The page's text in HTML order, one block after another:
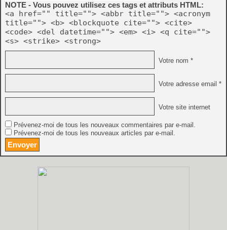
NOTE - Vous pouvez utilisez ces tags et attributs HTML:
<a href="" title=""> <abbr title=""> <acronym
title=""> <b> <blockquote cite=""> <cite>
<code> <del datetime=""> <em> <i> <q cite="">
<s> <strike> <strong>
Votre nom *
Votre adresse email *
Votre site internet
Prévenez-moi de tous les nouveaux commentaires par e-mail.
Prévenez-moi de tous les nouveaux articles par e-mail.